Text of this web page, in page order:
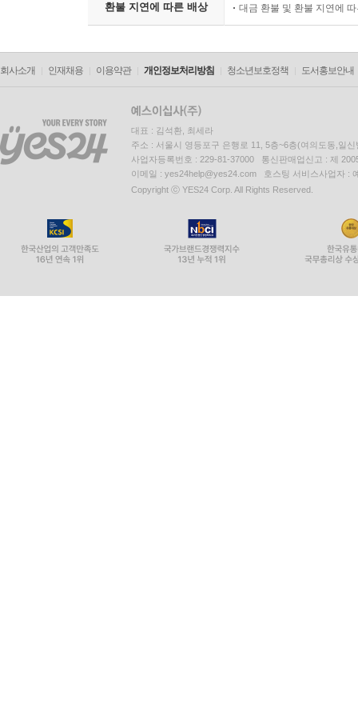
환불 지연에 따른 배상 대금 환불 및 환불 지연에
회사소개 인재채용 이용약관 개인정보처리방침 청소년보호정책 도서홍보안내
대표 : 김석환, 최세라
주소 : 서울시 영등포구 은행로 11, 5층~6층(여의도동,일신
사업자등록번호 : 229-81-37000 통신판매업신고 : 제
이메일 : yes24help@yes24.com 호스팅 서비스사업자 :
Copyright ⓒ YES24 Corp. All Rights Reserved.